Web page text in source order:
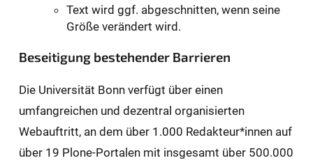
Text wird ggf. abgeschnitten, wenn seine
Größe verändert wird.
Beseitigung bestehender Barrieren
Die Universität Bonn verfügt über einen
umfangreichen und dezentral organisierten
Webauftritt, an dem über 1.000 Redakteur*innen auf
über 19 Plone-Portalen mit insgesamt über 500.000